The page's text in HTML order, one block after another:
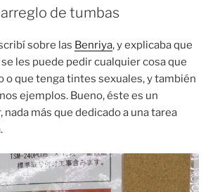
de tumbas
sobre las Benriya, y explicaba que
les puede pedir cualquier cosa que
o que tenga tintes sexuales, y también
ejemplos. Bueno, éste es un
más que dedicado a una tarea